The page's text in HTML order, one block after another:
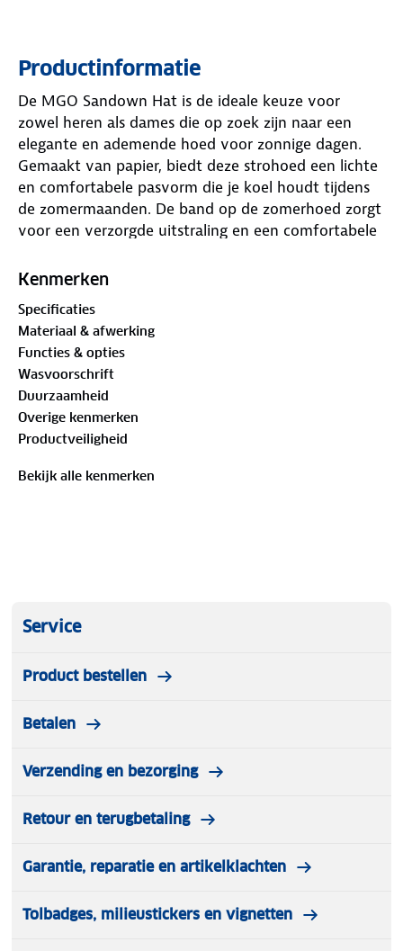
Productinformatie
De MGO Sandown Hat is de ideale keuze voor
zowel heren als dames die op zoek zijn naar een
elegante en ademende hoed voor zonnige dagen.
Gemaakt van papier, biedt deze strohoed een lichte
en comfortabele pasvorm die je koel houdt tijdens
de zomermaanden. De band op de zomerhoed zorgt
voor een verzorgde uitstraling en een comfortabele
constructie met een open structuur bij de kroon
patroon, is niet gevoerd en is afgewerkt met een
contrasterende band rondom de kroon.
Kenmerken
Specificaties
Materiaal & afwerking
Functies & opties
Wasvoorschrift
Duurzaamheid
Overige kenmerken
Productveiligheid
Bekijk alle kenmerken
Service
Product bestellen
Betalen
Verzending en bezorging
Retour en terugbetaling
Garantie, reparatie en artikelklachten
Tolbadges, milieustickers en vignetten